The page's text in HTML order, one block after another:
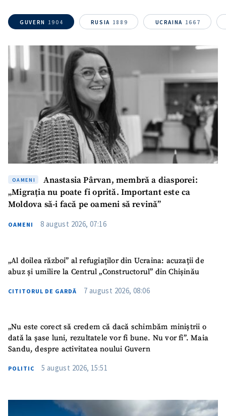
SUSȚINE
GUVERN 1904 RUSIA 1889 UCRAINA 1667
OAMENI
Anastasia Pârvan, membră a diasporei:
„Migrația nu poate fi oprită. Important este ca
Moldova să-i facă pe oameni să revină”
OAMENI 8 august 2026, 07:16
„Al doilea război” al refugiaților din Ucraina: acuzații de
abuz și umilire la Centrul „Constructorul” din Chișinău
CITITORUL DE GARDĂ 7 august 2026, 08:06
„Nu este corect să credem că dacă schimbăm miniștrii o
dată la șase luni, rezultatele vor fi bune. Nu vor fi”. Maia
Sandu, despre activitatea noului Guvern
POLITIC 5 august 2026, 15:51